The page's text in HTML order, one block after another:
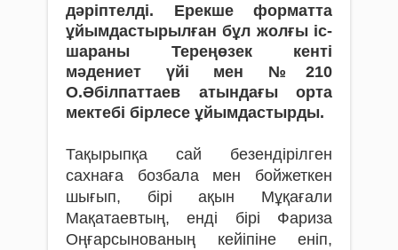
дәріптелді. Ерекше форматта
ұйымдастырылған бұл жолғы іс-
шараны Тереңөзек кенті
мәдениет үйі мен №210
О.Әбілпаттаев атындағы орта
мектебі бірлесе ұйымдастырды.
Тақырыпқа сай безендірілген
сахнаға бозбала мен бойжеткен
шығып, бірі ақын Мұқағали
Мақатаевтың, енді бірі Фариза
Оңғарсынованың кейіпіне еніп,